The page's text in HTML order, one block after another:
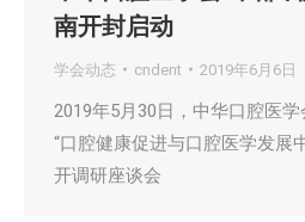
南开封启动
学会动态 cndent 2019年6月6日
2019年5月30日，中华口腔医
“口腔健康促进与口腔医学发展
开调研座谈会